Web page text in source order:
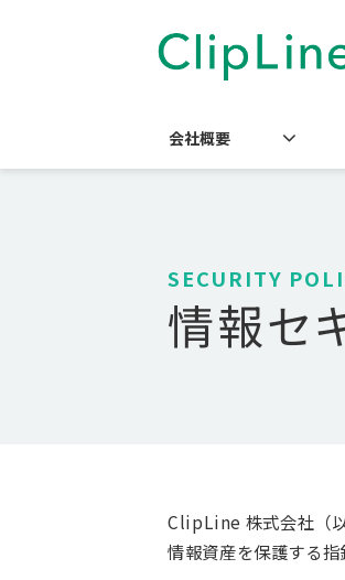
会社概要
SECURITY
情報セ
ClipLine 株式会社（
情報資産を保護する指